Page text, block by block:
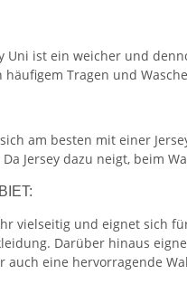
Uni ist ein weicher und
Tragen und
am besten mit einer
Jersey dazu neigt, beim
vielseitig und eignet sich
Darüber hinaus
auch eine hervorragende